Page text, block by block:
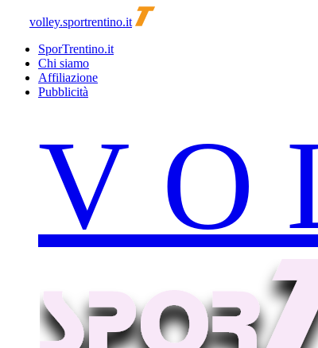
volley.sportrentino.it
SporTrentino.it
Chi siamo
Affiliazione
Pubblicità